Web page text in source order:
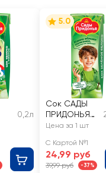
0,2л
5.0
Сок САДЫ
ПРИДОНЬЯ
Зеленое
месяцев
Цена за 1 шт
С Картой №1
24,99 руб
39,99 руб -37%